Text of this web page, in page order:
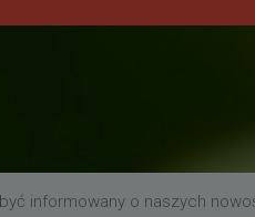
informowany o naszych